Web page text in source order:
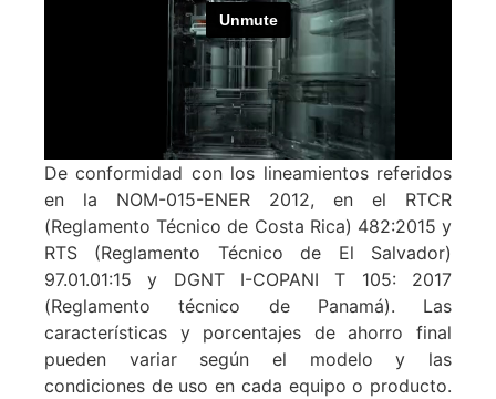
De conformidad con los lineamientos referidos
en la NOM-015-ENER 2012, en el RTCR
(Reglamento Técnico de Costa Rica) 482:2015 y
RTS (Reglamento Técnico de El Salvador)
97.01.01:15 y DGNT I-COPANI T 105: 2017
(Reglamento técnico de Panamá). Las
características y porcentajes de ahorro final
pueden variar según el modelo y las
condiciones de uso en cada equipo o producto.